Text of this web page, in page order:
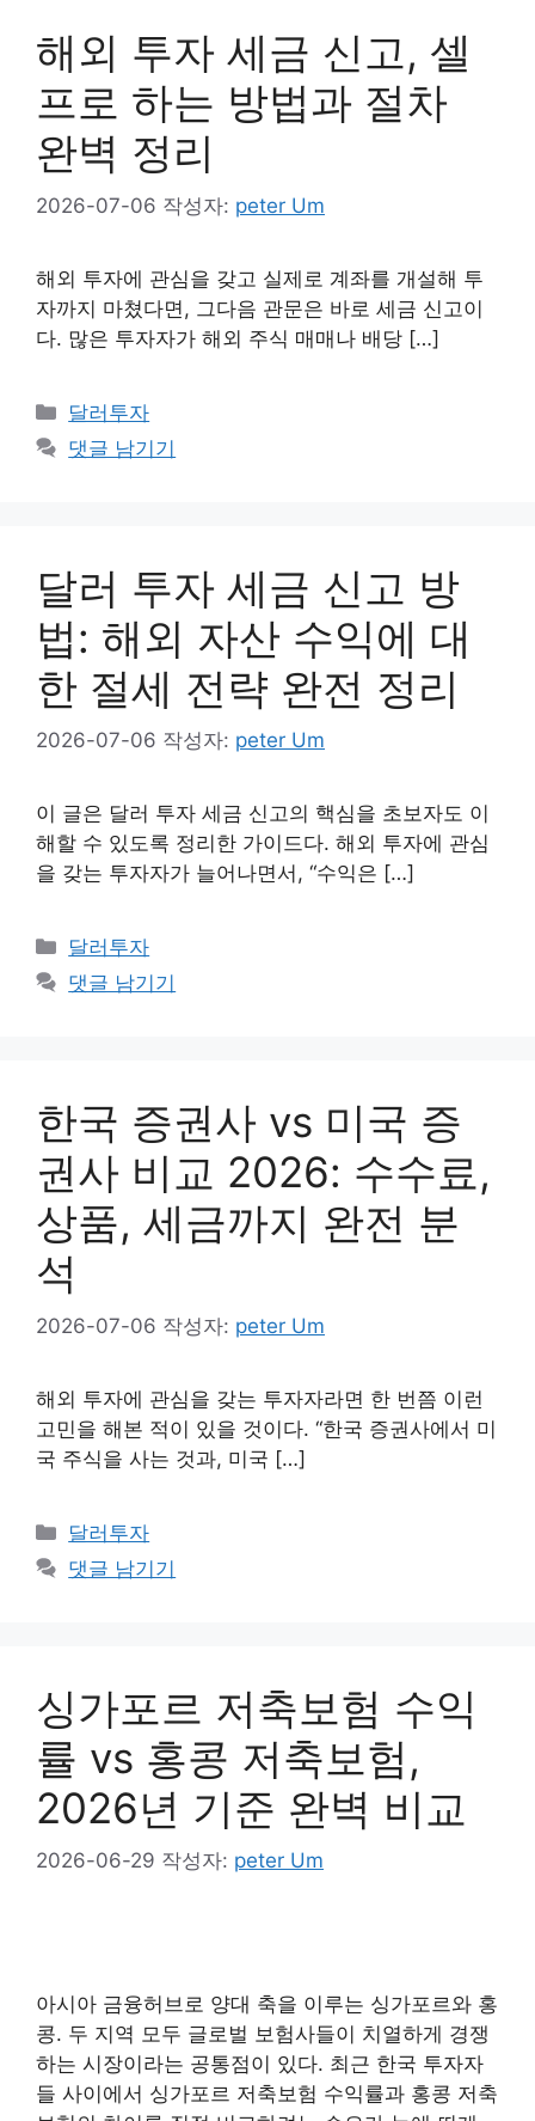
해외 투자 세금 신고, 셀
프로 하는 방법과 절차
완벽 정리
2026-07-06 작성자: peter Um
해외 투자에 관심을 갖고 실제로 계좌를 개설해 투
자까지 마쳤다면, 그다음 관문은 바로 세금 신고이
다. 많은 투자자가 해외 주식 매매나 배당 […]
카
테
고
달러투자
댓글 남기기
달러 투자 세금 신고 방
법: 해외 자산 수익에 대
한 절세 전략 완전 정리
2026-07-06 작성자: peter Um
이 글은 달러 투자 세금 신고의 핵심을 초보자도 이
해할 수 있도록 정리한 가이드다. 해외 투자에 관심
을 갖는 투자자가 늘어나면서, “수익은 […]
카
테
달러투자
댓글 남기기
한국 증권사 vs 미국 증
권사 비교 2026: 수수료,
상품, 세금까지 완전 분
석
2026-07-06 작성자: peter Um
해외 투자에 관심을 갖는 투자자라면 한 번쯤 이런
고민을 해본 적이 있을 것이다. “한국 증권사에서 미
국 주식을 사는 것과, 미국 […]
카
테
고
달러투자
댓글 남기기
싱가포르 저축보험 수익
률 vs 홍콩 저축보험,
2026년 기준 완벽 비교
2026-06-29 작성자: peter Um
아시아 금융허브로 양대 축을 이루는 싱가포르와 홍
콩. 두 지역 모두 글로벌 보험사들이 치열하게 경쟁
하는 시장이라는 공통점이 있다. 최근 한국 투자자
들 사이에서 싱가포르 저축보험 수익률과 홍콩 저축